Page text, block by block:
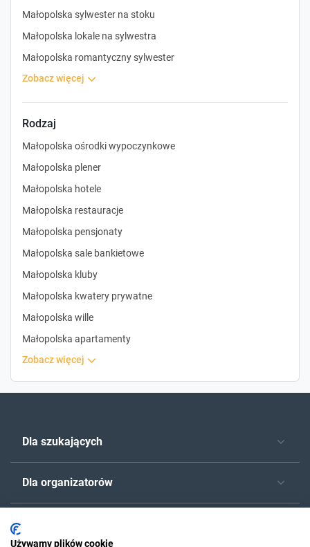
Małopolska sylwester na stoku
Małopolska lokale na sylwestra
Małopolska romantyczny sylwester
zobacz więcej
Rodzaj
Małopolska ośrodki wypoczynkowe
Małopolska plener
Małopolska hotele
Małopolska restauracje
Małopolska pensjonaty
Małopolska sale bankietowe
Małopolska kluby
Małopolska kwatery prywatne
Małopolska wille
Małopolska apartamenty
zobacz więcej
Dla szukających
Dla organizatorów
Używamy plików cookie